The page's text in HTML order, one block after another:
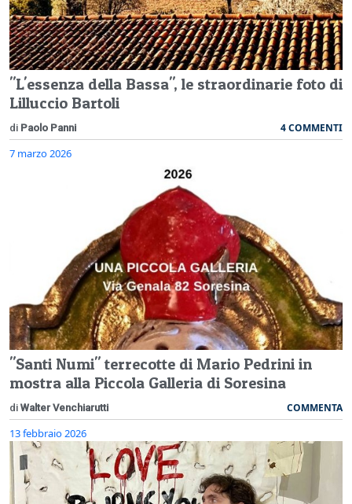
"L'essenza della Bassa", le straordinarie foto di
Lilluccio Bartoli
di Paolo Panni 4 COMMENTI
7 marzo 2026
"Santi Numi" terrecotte di Mario Pedrini in
mostra alla Piccola Galleria di Soresina
di Walter Venchiarutti COMMENTA
13 febbraio 2026